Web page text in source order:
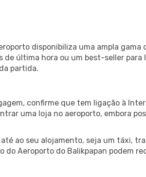
disponibiliza uma ampla gama
última hora ou um best-seller para
partida.
confirme que tem ligação à
uma loja no aeroporto, embora
ao seu alojamento, seja um táxi,
Aeroporto do Balikpapan podem